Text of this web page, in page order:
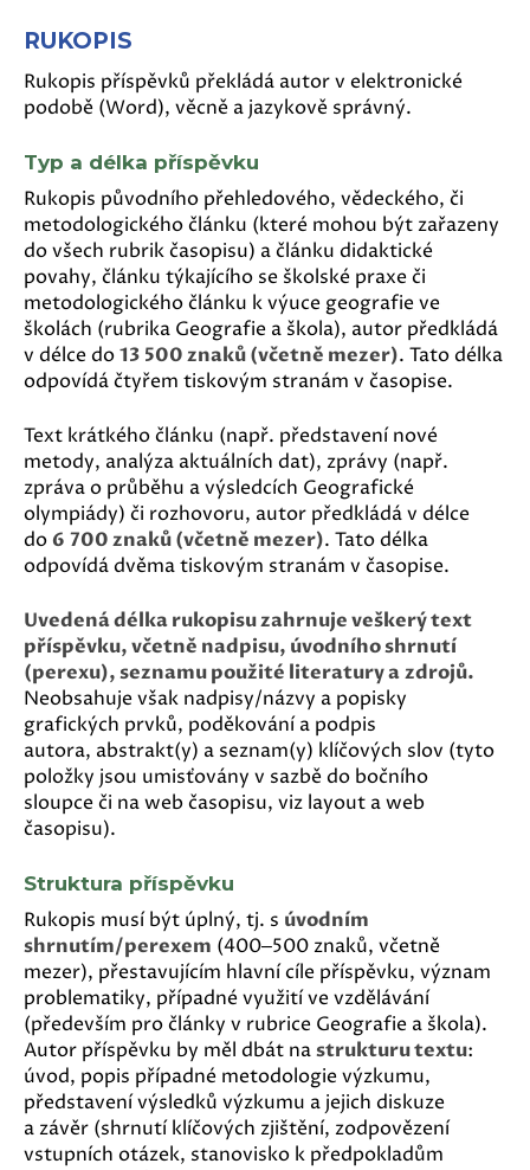
RUKOPIS
Rukopis příspěvků překládá autor v elektronické
podobě (Word), věcně a jazykově správný.
Typ a délka příspěvku
Rukopis původního přehledového, vědeckého, či
metodologického článku (které mohou být zařazeny
do všech rubrik časopisu) a článku didaktické
povahy, článku týkajícího se školské praxe či
metodologického článku k výuce geografie ve
školách (rubrika Geografie a škola), autor předkládá
v délce do13 500 znaků (včetně mezer). Tato délka
odpovídá čtyřem tiskovým stranám v časopise.
Text krátkého článku (např. představení nové
metody, analýza aktuálních dat), zprávy (např.
zpráva o průběhu a výsledcích Geografické
olympiády) či rozhovoru, autor předkládá v délce
do6 700 znaků (včetně mezer). Tato délka
odpovídá dvěma tiskovým stranám v časopise.
Uvedená délka rukopisu zahrnuje veškerý text
příspěvku, včetně nadpisu, úvodního shrnutí
(perexu), seznamu použité literatury a zdrojů.
Neobsahuje však nadpisy/názvy a popisky
grafických prvků, poděkování a podpis
autora, abstrakt(y) a seznam(y) klíčových slov (tyto
položky jsou umisťovány v sazbě do bočního
sloupce či na web časopisu, viz layout a web
časopisu).
Struktura příspěvku
Rukopis musí být úplný, tj. s úvodním
shrnutím/perexem (400‒500 znaků, včetně
mezer), přestavujícím hlavní cíle příspěvku, význam
problematiky, případné využití ve vzdělávání
(především pro články v rubrice Geografie a škola).
Autor příspěvku by měl dbát nastrukturu textu:
úvod, popis případné metodologie výzkumu,
představení výsledků výzkumu a jejich diskuze
a závěr (shrnutí klíčových zjištění, zodpovězení
vstupních otázek, stanovisko k předpokladům